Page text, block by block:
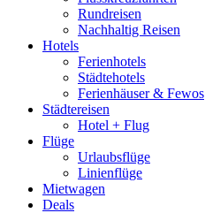
Rundreisen
Nachhaltig Reisen
Hotels
Ferienhotels
Städtehotels
Ferienhäuser & Fewos
Städtereisen
Hotel + Flug
Flüge
Urlaubsflüge
Linienflüge
Mietwagen
Deals